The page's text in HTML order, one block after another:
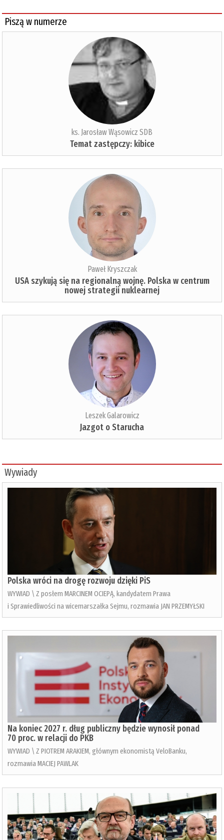
Piszą w numerze
ks. Jarosław Wąsowicz SDB
Temat zastępczy: kibice
Paweł Kryszczak
USA szykują się na regionalną wojnę. Polska w centrum
nowej strategii nuklearnej
Leszek Galarowicz
Jazgot o Starucha
Wywiady
Polska wróci na drogę rozwoju dzięki PiS
WYWIAD \ Z posłem MARCINEM OCIEPĄ, kandydatem Prawa
i Sprawiedliwości na wicemarszałka Sejmu, rozmawia JAN PRZEMYŁSKI
Na koniec 2027 r. dług publiczny będzie wynosił ponad
70 proc. w relacji do PKB
WYWIAD \ Z PIOTREM ARAKIEM, głównym ekonomistą VeloBanku,
rozmawia MACIEJ PAWLAK